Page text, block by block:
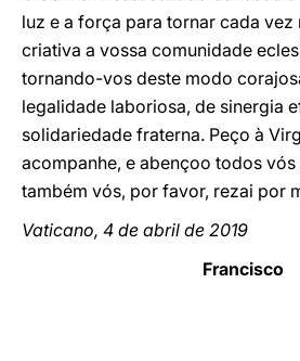
luz e a força para tornar cada vez
criativa a vossa comunidade
tornando-vos deste modo
legalidade laboriosa, de sinergia
solidariedade fraterna. Peço à
acompanhe, e abençoo todos vós
também vós, por favor, rezai por
Vaticano, 4 de abril de 2019
Francisco